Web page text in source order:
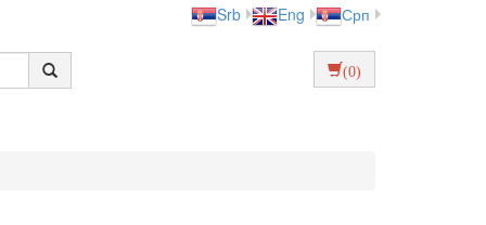
Srb Eng Срп
(0)